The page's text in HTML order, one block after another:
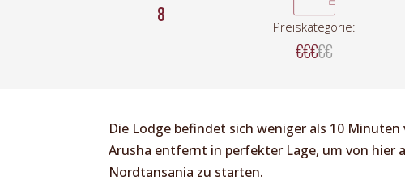
8
Preiskategorie:
€€€€€
Die Lodge befindet sich weniger als 10
Arusha entfernt in perfekter Lage, um von hier
Nordtansania zu starten.